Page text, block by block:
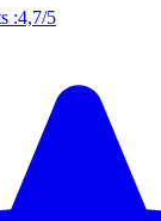
:4,7/5